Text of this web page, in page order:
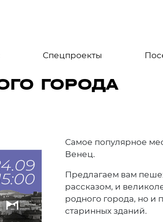
Спецпроекты
ГОРОДА
Самое популярное
Венец.
Предлагаем вам
рассказом, и
родного города, но и
старинных зданий.